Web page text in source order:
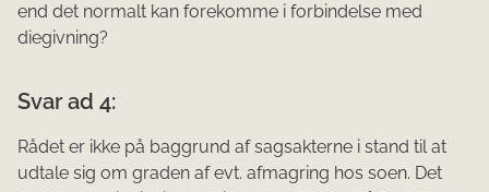
end det normalt kan forekomme i forbindelse med
diegivning?
Svar ad 4:
Rådet er ikke på baggrund af sagsakterne i stand til at
udtale sig om graden af evt. afmagring hos soen. Det